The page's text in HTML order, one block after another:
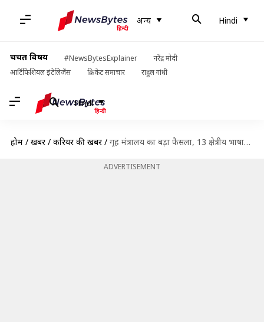
अन्य Hindi
चर्चित विषय #NewsBytesExplainer
नरेंद्र मोदी
आर्टिफिशियल इंटेलिजेंस
क्रिकेट समाचार राहुल गांधी
Hindi
होम / खबरें / करियर की खबरें / गृह मंत्रालय का बड़ा फैसला, 13 क्षेत्रीय भाषाओं में होगी CAPF की भर्ती परीक्षाएं
ADVERTISEMENT